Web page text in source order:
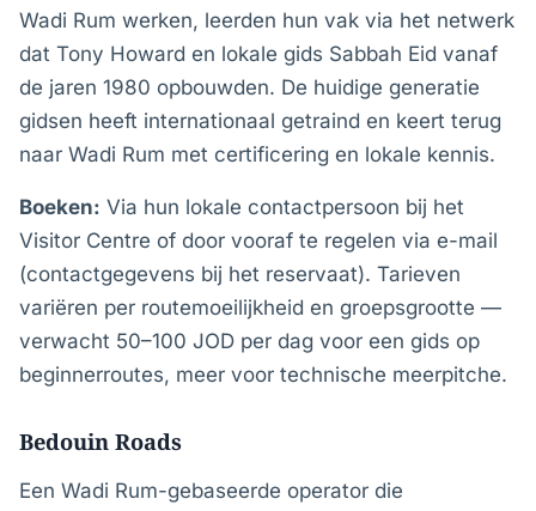
Wadi Rum werken, leerden hun vak via het netwerk
dat Tony Howard en lokale gids Sabbah Eid vanaf
de jaren 1980 opbouwden. De huidige generatie
gidsen heeft internationaal getraind en keert terug
naar Wadi Rum met certificering en lokale kennis.
Boeken: Via hun lokale contactpersoon bij het
Visitor Centre of door vooraf te regelen via e-mail
(contactgegevens bij het reservaat). Tarieven
variëren per routemoeilijkheid en groepsgrootte —
verwacht 50–100 JOD per dag voor een gids op
beginnerroutes, meer voor technische meerpitche.
Bedouin Roads
Een Wadi Rum-gebaseerde operator die